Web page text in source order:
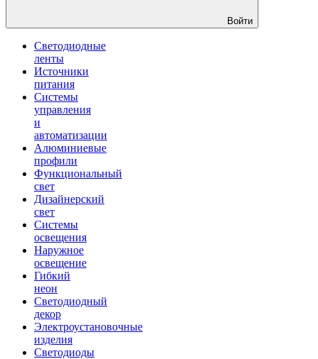
Войти
Светодиодные
ленты
Источники
питания
Системы
управления
и
автоматизации
Алюминиевые
профили
Функциональный
свет
Дизайнерский
свет
Системы
освещения
Наружное
освещение
Гибкий
неон
Светодиодный
декор
Электроустановочные
изделия
Светодиоды